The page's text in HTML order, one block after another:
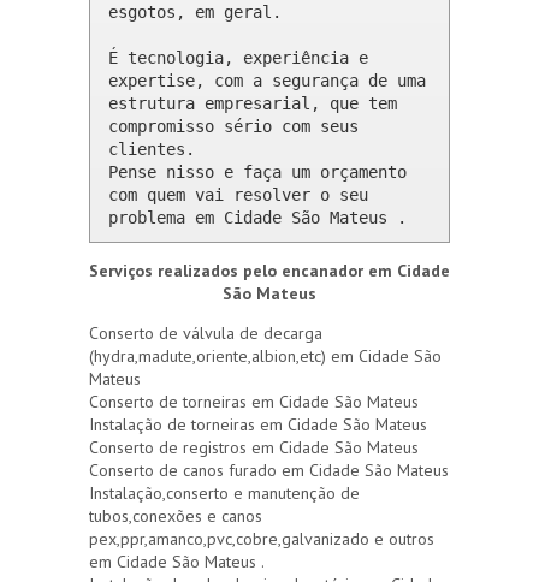
esgotos, em geral.
É tecnologia, experiência e
expertise, com a segurança de uma
estrutura empresarial, que tem
compromisso sério com seus
clientes.
Pense nisso e faça um orçamento
com quem vai resolver o seu
problema em Cidade São Mateus .
Serviços realizados pelo encanador em Cidade
São Mateus
Conserto de válvula de decarga
(hydra,madute,oriente,albion,etc) em Cidade São
Mateus
Conserto de torneiras em Cidade São Mateus
Instalação de torneiras em Cidade São Mateus
Conserto de registros em Cidade São Mateus
Conserto de canos furado em Cidade São Mateus
Instalação,conserto e manutenção de
tubos,conexões e canos
pex,ppr,amanco,pvc,cobre,galvanizado e outros
em Cidade São Mateus .